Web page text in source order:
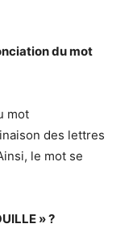
du mot
mot
des lettres
le mot se
» ?